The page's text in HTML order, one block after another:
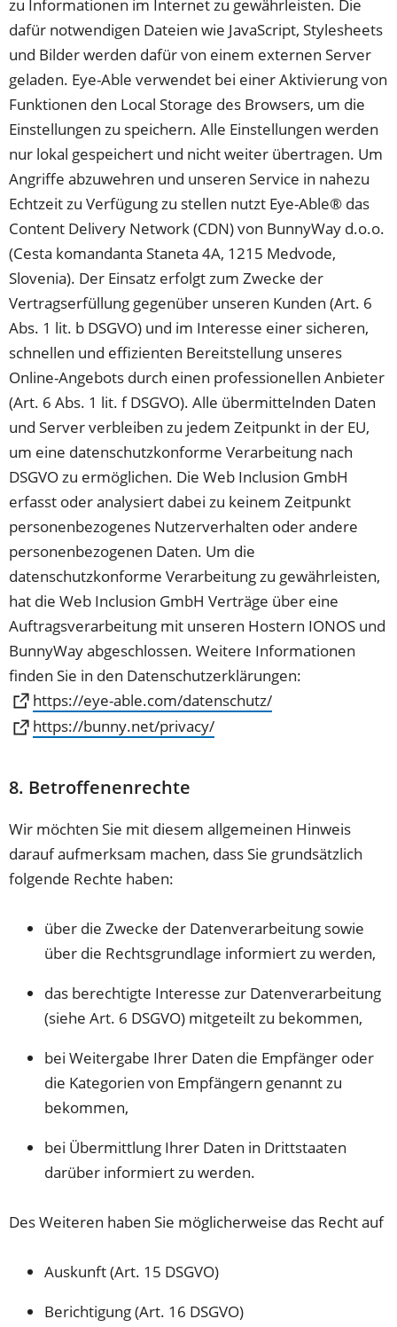
Tab)
zu Informationen im Internet zu gewährleisten. Die
dafür notwendigen Dateien wie JavaScript, Stylesheets
und Bilder werden dafür von einem externen Server
geladen. Eye-Able verwendet bei einer Aktivierung von
Funktionen den Local Storage des Browsers, um die
Einstellungen zu speichern. Alle Einstellungen werden
nur lokal gespeichert und nicht weiter übertragen. Um
Angriffe abzuwehren und unseren Service in nahezu
Echtzeit zu Verfügung zu stellen nutzt Eye-Able® das
Content Delivery Network (CDN) von BunnyWay d.o.o.
(Cesta komandanta Staneta 4A, 1215 Medvode,
Slovenia). Der Einsatz erfolgt zum Zwecke der
Vertragserfüllung gegenüber unseren Kunden (Art. 6
Abs. 1 lit. b DSGVO) und im Interesse einer sicheren,
schnellen und effizienten Bereitstellung unseres
Online-Angebots durch einen professionellen Anbieter
(Art. 6 Abs. 1 lit. f DSGVO). Alle übermittelnden Daten
und Server verbleiben zu jedem Zeitpunkt in der EU,
um eine datenschutzkonforme Verarbeitung nach
DSGVO zu ermöglichen. Die Web Inclusion GmbH
erfasst oder analysiert dabei zu keinem Zeitpunkt
personenbezogenes Nutzerverhalten oder andere
personenbezogenen Daten. Um die
datenschutzkonforme Verarbeitung zu gewährleisten,
hat die Web Inclusion GmbH Verträge über eine
Auftragsverarbeitung mit unseren Hostern IONOS und
BunnyWay abgeschlossen. Weitere Informationen
finden Sie in den Datenschutzerklärungen:
https://eye-able.com/datenschutz/
(Öffnet
in
Tab)
https://bunny.net/privacy/
(Öffnet
neuen
Tab)
8. Betroffenenrechte
Wir möchten Sie mit diesem allgemeinen Hinweis
darauf aufmerksam machen, dass Sie grundsätzlich
folgende Rechte haben:
über die Zwecke der Datenverarbeitung sowie
über die Rechtsgrundlage informiert zu werden,
das berechtigte Interesse zur Datenverarbeitung
(siehe Art. 6 DSGVO) mitgeteilt zu bekommen,
bei Weitergabe Ihrer Daten die Empfänger oder
die Kategorien von Empfängern genannt zu
bekommen,
bei Übermittlung Ihrer Daten in Drittstaaten
darüber informiert zu werden.
Des Weiteren haben Sie möglicherweise das Recht auf
Auskunft (Art. 15 DSGVO)
Berichtigung (Art. 16 DSGVO)